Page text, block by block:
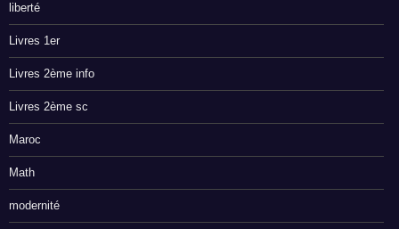
liberté
Livres 1er
Livres 2ème info
Livres 2ème sc
Maroc
Math
modernité